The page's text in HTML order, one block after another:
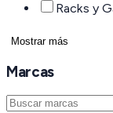
Racks y
Mostrar más
Marcas